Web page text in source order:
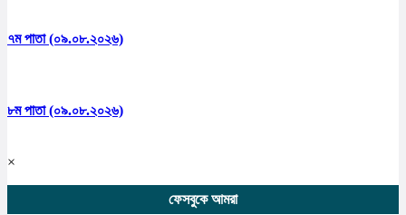
৭ম পাতা (০৯.০৮.২০২৬)
৮ম পাতা (০৯.০৮.২০২৬)
×
ফেসবুকে আমরা